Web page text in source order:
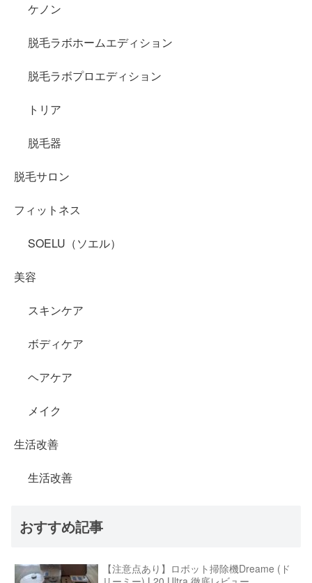
ケノン
脱毛ラボホームエディション
脱毛ラボプロエディション
トリア
脱毛器
脱毛サロン
フィットネス
SOELU（ソエル）
美容
スキンケア
ボディケア
ヘアケア
メイク
生活改善
生活改善
おすすめ記事
【注意点あり】ロボット掃除機Dreame (ド